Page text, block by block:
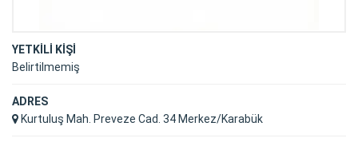
YETKİLİ KİŞİ
Belirtilmemiş
ADRES
Kurtuluş Mah. Preveze Cad. 34 Merkez/Karabük